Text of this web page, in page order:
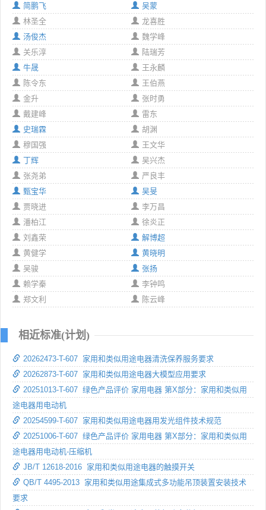
简鹏飞
吴蒙
林圣全
龙喜胜
汤俊杰
魏学峰
关乐淳
陆瑞芳
牛晟
王永麟
陈令东
王伯燕
金升
张时勇
戴建峰
雷东
史瑞霖
胡渊
穆国强
王文华
丁辉
吴兴杰
张尧弟
严良丰
甄宝华
吴旻
贾晓进
李万昌
潘柏江
徐炎正
刘鑫荣
解博超
黄健学
黄晓明
吴骏
张扬
赖学秦
李钟鸣
郑文利
陈云峰
相近标准(计划)
20262473-T-607 家用和类似用途电器清洗保养服务要求
20262873-T-607 家用和类似用途电器大模型应用要求
20251013-T-607 绿色产品评价 家用电器 第X部分：家用和类似用
途电器用电动机
20254599-T-607 家用和类似用途电器用发光组件技术规范
20251006-T-607 绿色产品评价 家用电器 第X部分：家用和类似用
途电器用电动机-压缩机
JB/T 12618-2016 家用和类似用途电器的触摸开关
QB/T 4495-2013 家用和类似用途集成式多功能吊顶装置安装技术
要求